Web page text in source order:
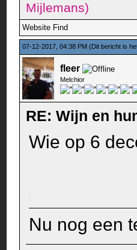
Mijlemans)
Website Find
07-12-2017, 04:38 PM(Dit bericht is
fleer
Melchior
RE: Wijn en
Wie op 6
Nu nog een